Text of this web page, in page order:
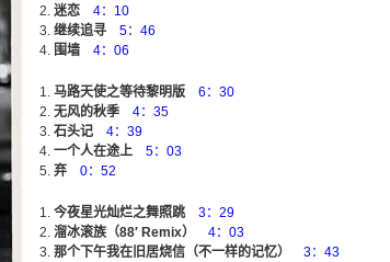
迷恋
4：10
继续追寻
5：46
围墙
4：06
马路天使之等待黎明版
6：30
无风的秋季
4：35
石头记
4：39
一个人在途上
5：03
弃
0：52
今夜星光灿烂之舞照跳
3：29
溜冰滚族（88′ Remix）
4：03
那个下午我在旧居烧信（不一样的记忆）
3：43